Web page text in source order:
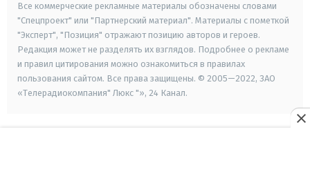
Все коммерческие рекламные материалы обозначены словами
"Спецпроект" или "Партнерский материал". Материалы с пометкой
"Эксперт", "Позиция" отражают позицию авторов и героев.
Редакция может не разделять их взглядов. Подробнее о рекламе
и правил цитирования можно ознакомиться в правилах
пользования сайтом. Все права защищены. © 2005—2022, ЗАО
«Телерадиокомпания" Люкс "», 24 Канал.